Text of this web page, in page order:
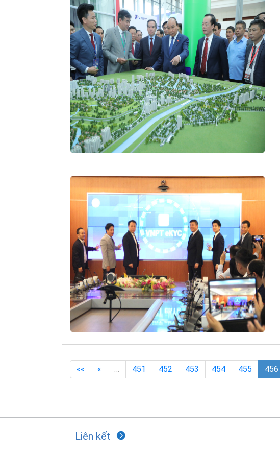
«« « … 451 452 453 454 455 456
Liên kết